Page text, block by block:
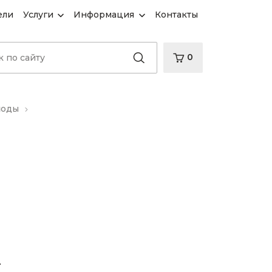
Услуги Информация Контакты
0